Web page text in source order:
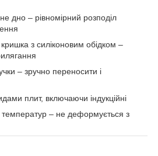
дно – рівномірний розподіл
з силіконовим обідком –
– зручно переносити і
плит, включаючи індукційні
температур – не деформується з